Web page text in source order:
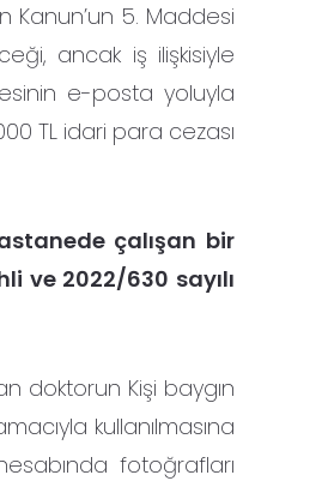
Kanun’un 5. Maddesi
ancak iş ilişkisiyle
e-posta yoluyla
TL idari para cezası
çalışan bir
ve 2022/630 sayılı
doktorun Kişi baygın
kullanılmasına
fotoğrafları